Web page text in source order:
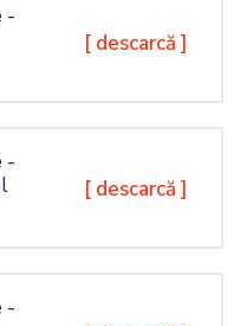
-
[ descarcă ]
-
[ descarcă ]
-